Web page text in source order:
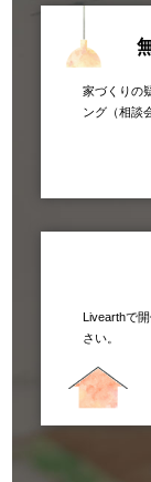
家づくりの
ング（相談
Livearthで
さい。